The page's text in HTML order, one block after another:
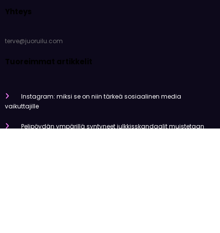
Miksi suomalaiset ovat niin pakkomielteisiä nettiviihteestä?
Uutiset Viihde Urheilu Talous
Kansainvälinen
Newscrunch - Magazine & Blog